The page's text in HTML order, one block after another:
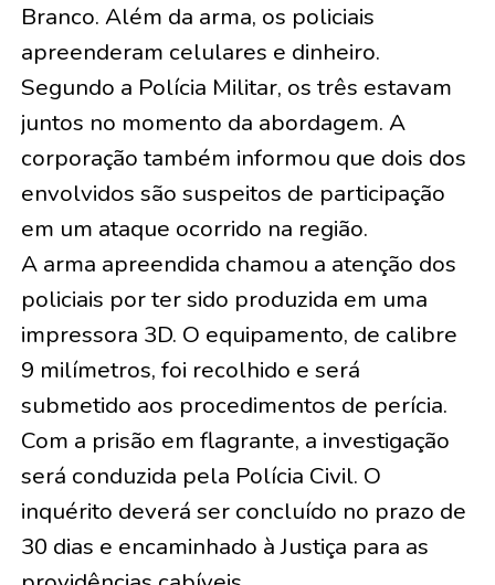
Branco. Além da arma, os policiais
apreenderam celulares e dinheiro.
Segundo a Polícia Militar, os três estavam
juntos no momento da abordagem. A
corporação também informou que dois dos
envolvidos são suspeitos de participação
em um ataque ocorrido na região.
A arma apreendida chamou a atenção dos
policiais por ter sido produzida em uma
impressora 3D. O equipamento, de calibre
9 milímetros, foi recolhido e será
submetido aos procedimentos de perícia.
Com a prisão em flagrante, a investigação
será conduzida pela Polícia Civil. O
inquérito deverá ser concluído no prazo de
30 dias e encaminhado à Justiça para as